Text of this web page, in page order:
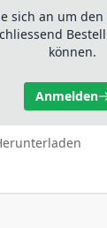
sich an um
können.
Anmelden